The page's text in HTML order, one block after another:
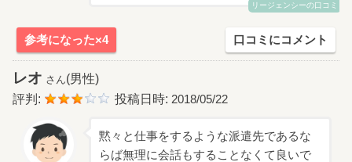
リージェンシーの口コミ
参考になった×4 口コミにコメント
レオ さん(男性)
評判:
投稿日時: 2018/05/22
黙々と仕事をするような派遣先であるな
らば無理に会話もすることなくて良いで